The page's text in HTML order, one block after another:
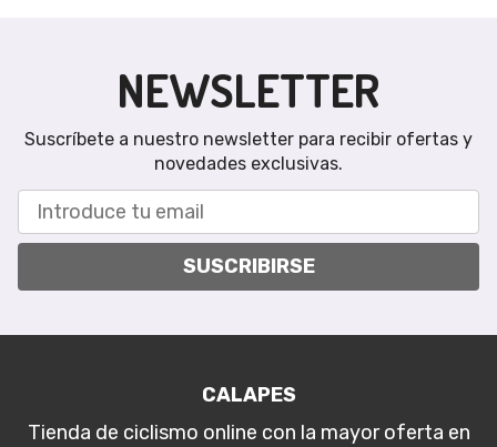
NEWSLETTER
Suscríbete a nuestro newsletter para recibir ofertas y
novedades exclusivas.
SUSCRIBIRSE
CALAPES
Tienda de ciclismo online con la mayor oferta en